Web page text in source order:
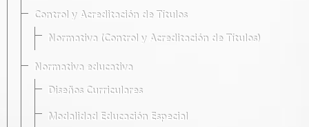
Control y Acreditación de Títulos
Normativa (Control y Acreditación de Títulos)
Normativa educativa
Diseños Curriculares
Modalidad Educación Especial